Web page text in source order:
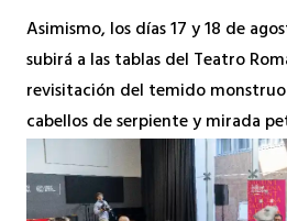
Asimismo, los días 17 y 18 de
subirá a las tablas del Teatro
revisitación del temido
cabellos de serpiente y mirada